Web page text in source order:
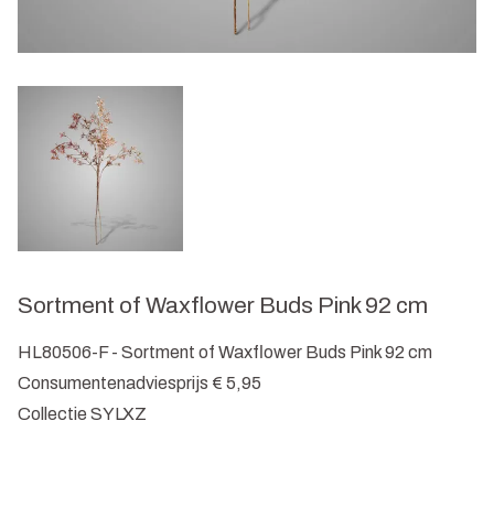
Sortment of Waxflower Buds Pink 92 cm
HL80506-F - Sortment of Waxflower Buds Pink 92 cm
Consumentenadviesprijs € 5,95
Collectie SYLXZ